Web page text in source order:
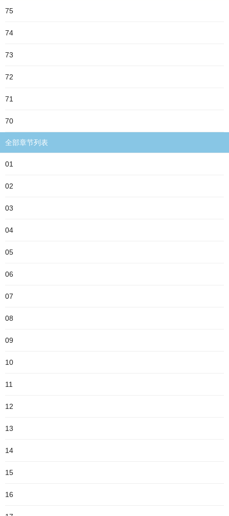
75
74
73
72
71
70
全部章节列表
01
02
03
04
05
06
07
08
09
10
11
12
13
14
15
16